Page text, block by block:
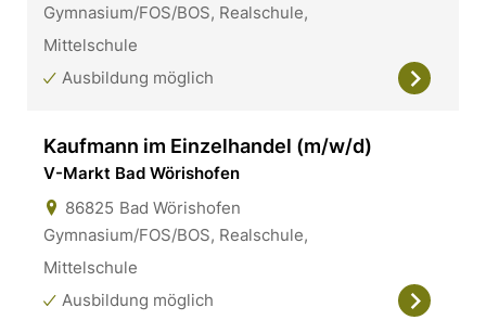
Gymnasium/FOS/BOS, Realschule,
Mittelschule
Ausbildung möglich
Kaufmann im Einzelhandel (m/w/d)
V-Markt Bad Wörishofen
86825 Bad Wörishofen
Gymnasium/FOS/BOS, Realschule,
Mittelschule
Ausbildung möglich